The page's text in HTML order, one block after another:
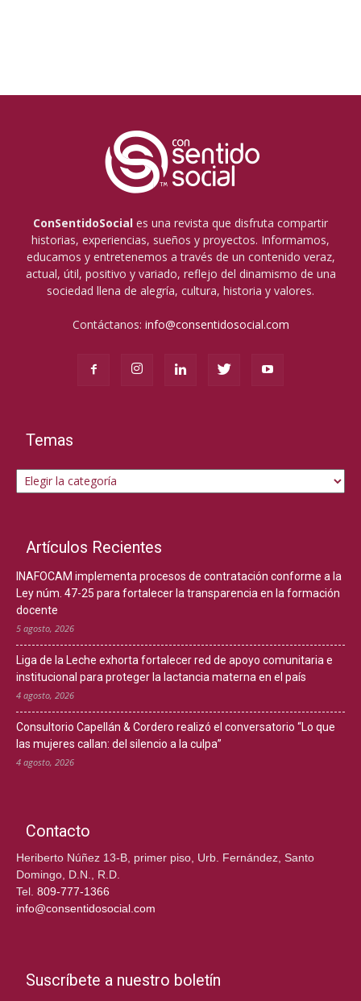
ConSentidoSocial es una revista que disfruta compartir
historias, experiencias, sueños y proyectos. Informamos,
educamos y entretenemos a través de un contenido veraz,
actual, útil, positivo y variado, reflejo del dinamismo de una
sociedad llena de alegría, cultura, historia y valores.
Contáctanos: info@consentidosocial.com
Temas
Temas
Artículos Recientes
INAFOCAM implementa procesos de contratación conforme a la
Ley núm. 47-25 para fortalecer la transparencia en la formación
docente
5 agosto, 2026
Liga de la Leche exhorta fortalecer red de apoyo comunitaria e
institucional para proteger la lactancia materna en el país
4 agosto, 2026
Consultorio Capellán & Cordero realizó el conversatorio “Lo que
las mujeres callan: del silencio a la culpa”
4 agosto, 2026
Contacto
Heriberto Núñez 13-B, primer piso, Urb. Fernández, Santo
Domingo, D.N., R.D.
Tel. 809-777-1366
info@consentidosocial.com
Suscríbete a nuestro boletín